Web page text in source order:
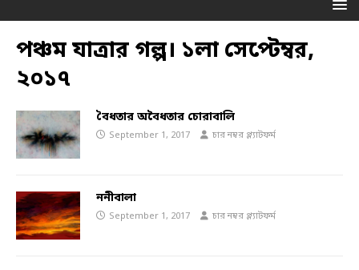
পঞ্চম যাত্রার গল্প। ১লা সেপ্টেম্বর,
২০১৭
বৈধতার অবৈধতার চোরাবালি
September 1, 2017 চার নম্বর প্ল্যাটফর্ম
ননীবালা
September 1, 2017 চার নম্বর প্ল্যাটফর্ম